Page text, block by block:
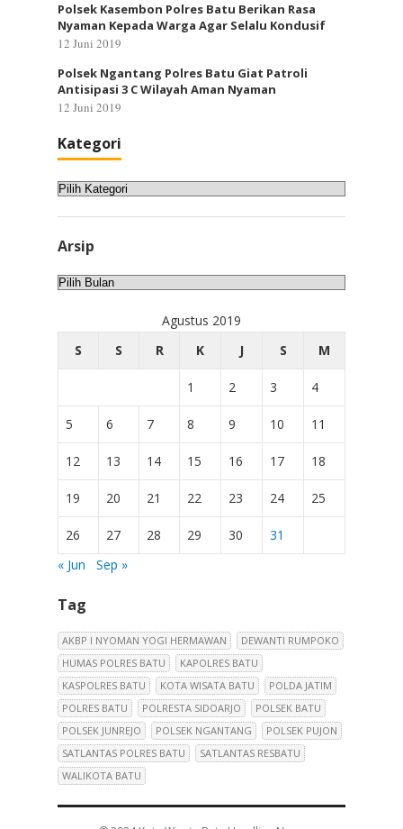
Polsek Kasembon Polres Batu Berikan Rasa
Nyaman Kepada Warga Agar Selalu Kondusif
12 Juni 2019
Polsek Ngantang Polres Batu Giat Patroli
Antisipasi 3 C Wilayah Aman Nyaman
12 Juni 2019
Kategori
Kategori
Arsip
Arsip
Agustus 2019
S
S R K J S M
1 2 3 4
5 6 7 8 9 10 11
12 13 14 15 16 17 18
19 20 21 22 23 24 25
26 27 28 29 30
31
« Jun
Sep »
Tag
AKBP I NYOMAN YOGI HERMAWAN
DEWANTI RUMPOKO
HUMAS POLRES BATU
KAPOLRES BATU
KASPOLRES BATU
KOTA WISATA BATU
POLDA JATIM
POLRES BATU
POLRESTA SIDOARJO
POLSEK BATU
POLSEK JUNREJO
POLSEK NGANTANG
POLSEK PUJON
SATLANTAS POLRES BATU
SATLANTAS RESBATU
WALIKOTA BATU